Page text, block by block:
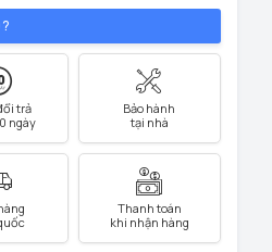
trả
ngày
Bảo hành
tại nhà
Thanh toán
khi nhận hàng